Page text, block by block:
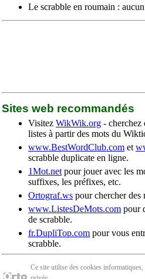
Le scrabble en roumain :
Sites web recommandés
Visitez WikWik.org - cherchez
listes à partir des mots du
www.BestWordClub.com et
scrabble duplicate en ligne.
1Mot.net pour jouer avec les
suffixes, les préfixes, etc.
Ortograf.ws pour chercher des
www.ListesDeMots.com pour
de scrabble.
fr.DupliTop.com pour vous
scrabble.
Ce site utilise des cookies